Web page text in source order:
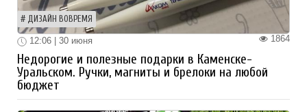
ДИЗАЙН ВОВРЕМЯ
1864
12:06 | 30 июня
Недорогие и полезные подарки в Каменске-
Уральском. Ручки, магниты и брелоки на любой
бюджет